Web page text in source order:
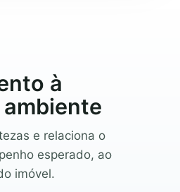
à
e relaciona o
esperado, ao
imóvel.